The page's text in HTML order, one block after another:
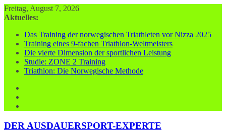
Zum
Inhalt
Freitag, August 7, 2026
Aktuelles:
Das Training der norwegischen Triathleten vor Nizza 2025
Training eines 9-fachen Triathlon-Weltmeisters
Die vierte Dimension der sportlichen Leistung
Studie: ZONE 2 Training
Triathlon: Die Norwegische Methode
DER AUSDAUERSPORT-EXPERTE